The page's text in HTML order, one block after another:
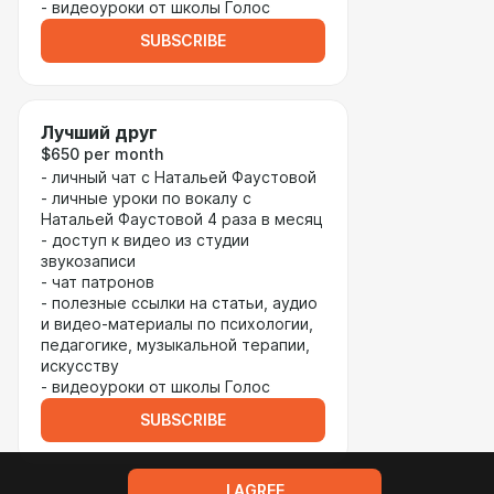
- видеоуроки от школы Голос
SUBSCRIBE
Лучший друг
$650 per month
- личный чат с Натальей Фаустовой
- личные уроки по вокалу с
Натальей Фаустовой 4 раза в месяц
- доступ к видео из студии
звукозаписи
- чат патронов
- полезные ссылки на статьи, аудио
и видео-материалы по психологии,
педагогике, музыкальной терапии,
искусству
- видеоуроки от школы Голос
SUBSCRIBE